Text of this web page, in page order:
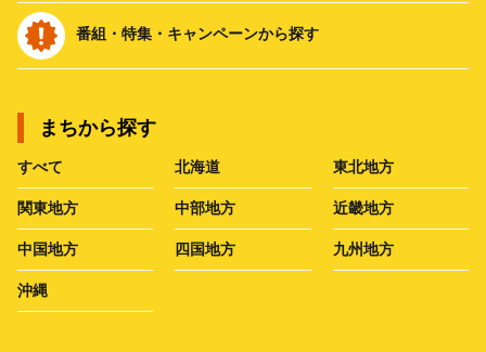
番組・特集・キャンペーンから探す
まちから探す
すべて 北海道 東北地方
関東地方 中部地方 近畿地方
中国地方 四国地方 九州地方
沖縄